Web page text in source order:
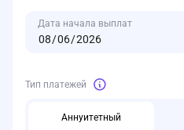
Дата начала выплат
Тип платежей
Аннуитетный